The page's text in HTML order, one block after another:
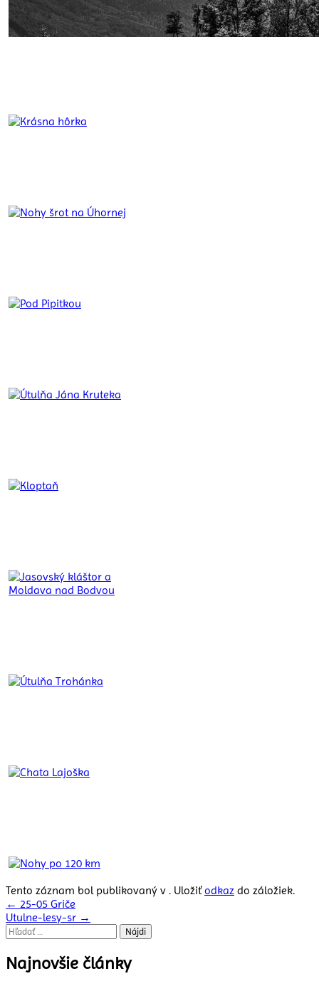
Tento záznam bol publikovaný v . Uložiťodkaz do záložiek.
Navigácia
v
← 25-05 Griče
Utulne-lesy-sr →
Hľadať:
Najnovšie články